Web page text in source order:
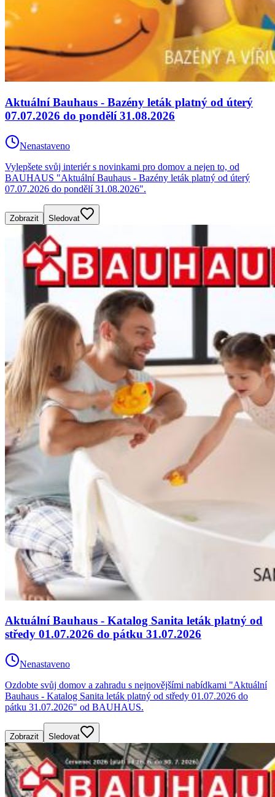
Aktuální Bauhaus - Bazény leták platný od úterý
07.07.2026 do pondělí 31.08.2026
Nenastaveno
Vylepšete svůj interiér s novinkami pro domov a nejen to, od
BAUHAUS "Aktuální Bauhaus - Bazény leták platný od úterý
07.07.2026 do pondělí 31.08.2026".
Zobrazit Sledovat
Aktuální Bauhaus - Katalog Sanita leták platný od
středy 01.07.2026 do pátku 31.07.2026
Nenastaveno
Ozdobte svůj domov a zahradu s nejnovějšími nabídkami "Aktuální
Bauhaus - Katalog Sanita leták platný od středy 01.07.2026 do
pátku 31.07.2026" od BAUHAUS.
Zobrazit Sledovat